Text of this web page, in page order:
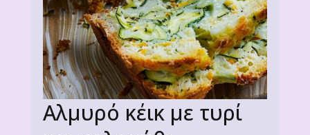
Αλμυρό κέικ με τυρί